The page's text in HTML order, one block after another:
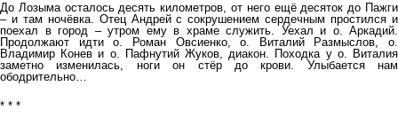
До Лозыма осталось десять километров, от него ещё десяток до Пажги
– и там ночёвка. Отец Андрей с сокрушением сердечным простился и
поехал в город – утром ему в храме служить. Уехал и о. Аркадий.
Продолжают идти о. Роман Овсиенко, о. Виталий Размыслов, о.
Владимир Конев и о. Пафнутий Жуков, диакон. Походка у о. Виталия
заметно изменилась, ноги он стёр до крови. Улыбается нам
ободрительно…
* * *